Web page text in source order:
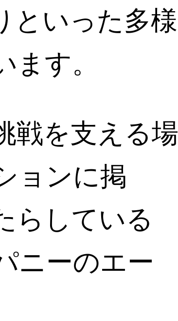
といった多様
す。
戦を支える場
ョンに掲
らしている
ニーのエー